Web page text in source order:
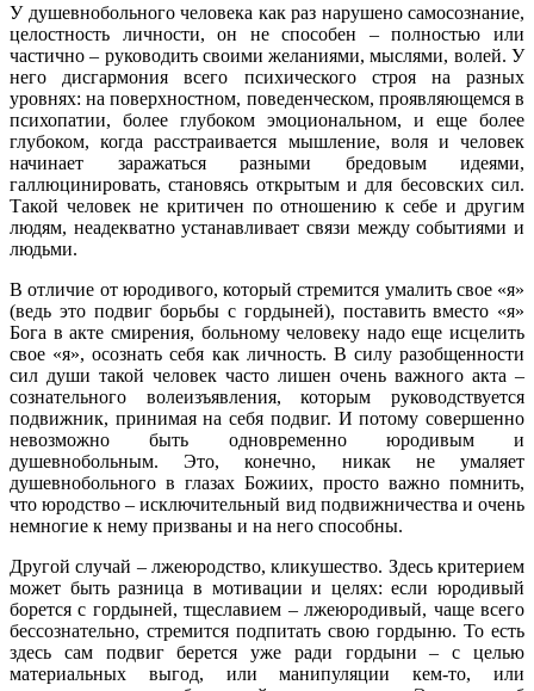
У душевнобольного человека как раз нарушено самосознание,
целостность личности, он не способен – полностью или
частично – руководить своими желаниями, мыслями, волей. У
него дисгармония всего психического строя на разных
уровнях: на поверхностном, поведенческом, проявляющемся в
психопатии, более глубоком эмоциональном, и еще более
глубоком, когда расстраивается мышление, воля и человек
начинает заражаться разными бредовым идеями,
галлюцинировать, становясь открытым и для бесовских сил.
Такой человек не критичен по отношению к себе и другим
людям, неадекватно устанавливает связи между событиями и
людьми.
В отличие от юродивого, который стремится умалить свое «я»
(ведь это подвиг борьбы с гордыней), поставить вместо «я»
Бога в акте смирения, больному человеку надо еще исцелить
свое «я», осознать себя как личность. В силу разобщенности
сил души такой человек часто лишен очень важного акта –
сознательного волеизъявления, которым руководствуется
подвижник, принимая на себя подвиг. И потому совершенно
невозможно быть одновременно юродивым и
душевнобольным. Это, конечно, никак не умаляет
душевнобольного в глазах Божиих, просто важно помнить,
что юродство – исключительный вид подвижничества и очень
немногие к нему призваны и на него способны.
Другой случай – лжеюродство, кликушество. Здесь критерием
может быть разница в мотивации и целях: если юродивый
борется с гордыней, тщеславием – лжеюродивый, чаще всего
бессознательно, стремится подпитать свою гордыню. То есть
здесь сам подвиг берется уже ради гордыни – с целью
материальных выгод, или манипуляции кем-то, или